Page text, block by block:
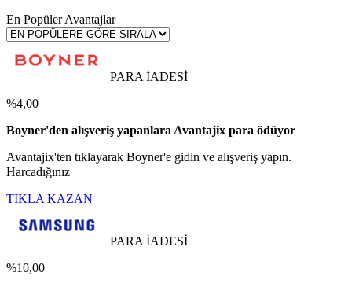
En Popüler Avantajlar
PARA İADESİ
%4,00
Boyner'den alışveriş yapanlara Avantajix para ödüyor
Avantajix'ten tıklayarak Boyner'e gidin ve alışveriş yapın.
Harcadığınız
TIKLA KAZAN
PARA İADESİ
%10,00